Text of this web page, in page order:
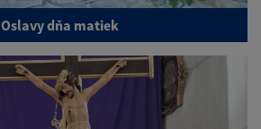
Oslavy dňa matiek